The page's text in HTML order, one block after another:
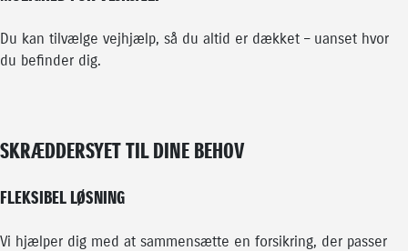
Du kan tilvælge vejhjælp, så du altid er dækket – uanset hvor
du befinder dig.
SKRÆDDERSYET TIL DINE BEHOV
FLEKSIBEL LØSNING
Vi hjælper dig med at sammensætte en forsikring, der passer